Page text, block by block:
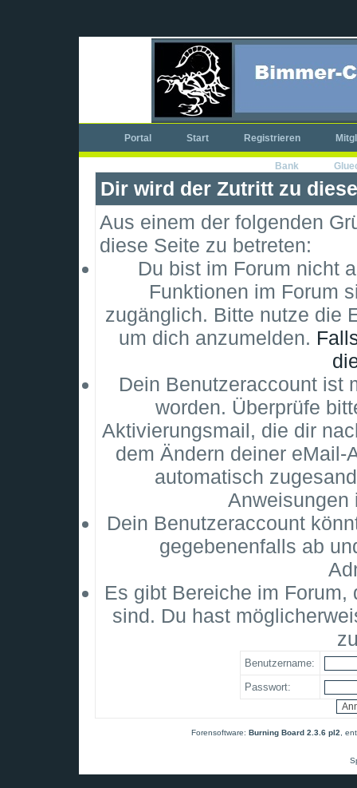
Portal Start Registrieren
Bank
Dir wird der Zutritt zu
Aus einem der folgenden
diese Seite zu betreten:
Du bist im Forum nicht
Funktionen im Forum
zugänglich. Bitte nutze die
um dich anzumelden.
Dein Benutzeraccount ist
worden. Überprüfe
Aktivierungsmail, die dir
dem Ändern deiner eMail-
automatisch
Anweisungen
Dein Benutzeraccount
gegebenenfalls ab
Es gibt Bereiche im
sind. Du hast
Benutzername:
Passwort:
Forensoftware: Burning Board 2.3.6 pl2 ,